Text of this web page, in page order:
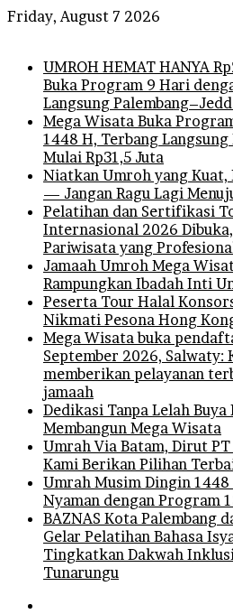
Friday, August 7 2026
UMROH HEMAT HANYA
Buka Program 9 Hari
Langsung
Mega Wisata Buka
1448 H, Terbang
Mulai Rp31,5 Juta
Niatkan Umroh yang
— Jangan Ragu Lagi
Pelatihan dan Sertifikasi
Internasional 2026 Dibuka,
Pariwisata yang
Jamaah Umroh Mega
Rampungkan Ibadah Inti
Peserta Tour Halal
Nikmati Pesona Hong
Mega Wisata buka
September 2026,
memberikan pelayanan
jamaah
Dedikasi Tanpa Lelah
Membangun Mega Wisata
Umrah Via Batam, Dirut
Kami Berikan Pilihan
Umrah Musim Dingin 1448
Nyaman dengan Program
BAZNAS Kota Palembang
Gelar Pelatihan Bahasa
Tingkatkan Dakwah
Tunarungu